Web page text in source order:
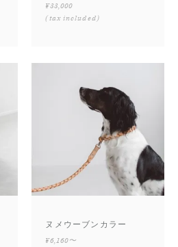
¥33,000
(tax included)
ヌメウーブンカラー
¥6,160〜